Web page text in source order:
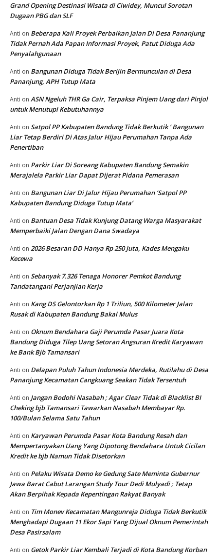
Grand Opening Destinasi Wisata di Ciwidey, Muncul Sorotan
Dugaan PBG dan SLF
Anti on Beberapa Kali Proyek Perbaikan Jalan Di Desa Pananjung
Tidak Pernah Ada Papan Informasi Proyek, Patut Diduga Ada
Penyalahgunaan
Anti on Bangunan Diduga Tidak Berijin Bermunculan di Desa
Pananjung, APH Tutup Mata
Anti on ASN Ngeluh THR Ga Cair, Terpaksa Pinjem Uang dari Pinjol
untuk Menutupi Kebutuhannya
Anti on Satpol PP Kabupaten Bandung Tidak Berkutik ‘ Bangunan
Liar Tetap Berdiri Di Atas Jalur Hijau Perumahan Tanpa Ada
Penertiban
Anti on Parkir Liar Di Soreang Kabupaten Bandung Semakin
Merajalela Parkir Liar Dapat Dijerat Pidana Pemerasan
Anti on Bangunan Liar Di Jalur Hijau Perumahan ‘Satpol PP
Kabupaten Bandung Diduga Tutup Mata’
Anti on Bantuan Desa Tidak Kunjung Datang Warga Masyarakat
Memperbaiki Jalan Dengan Dana Swadaya
Anti on 2026 Besaran DD Hanya Rp 250 Juta, Kades Mengaku
Kecewa
Anti on Sebanyak 7.326 Tenaga Honorer Pemkot Bandung
Tandatangani Perjanjian Kerja
Anti on Kang DS Gelontorkan Rp 1 Triliun, 500 Kilometer Jalan
Rusak di Kabupaten Bandung Bakal Mulus
Anti on Oknum Bendahara Gaji Perumda Pasar Juara Kota
Bandung Diduga Tilep Uang Setoran Angsuran Kredit Karyawan
ke Bank Bjb Tamansari
Anti on Delapan Puluh Tahun Indonesia Merdeka, Rutilahu di Desa
Pananjung Kecamatan Cangkuang Seakan Tidak Tersentuh
Anti on Jangan Bodohi Nasabah ; Agar Clear Tidak di Blacklist BI
Cheking bjb Tamansari Tawarkan Nasabah Membayar Rp.
100/Bulan Selama Satu Tahun
Anti on Karyawan Perumda Pasar Kota Bandung Resah dan
Mempertanyakan Uang Yang Dipotong Bendahara Untuk Cicilan
Kredit ke bjb Namun Tidak Disetorkan
Anti on Pelaku Wisata Demo ke Gedung Sate Meminta Gubernur
Jawa Barat Cabut Larangan Study Tour Dedi Mulyadi ; Tetap
Akan Berpihak Kepada Kepentingan Rakyat Banyak
Anti on Tim Monev Kecamatan Mangunreja Diduga Tidak Berkutik
Menghadapi Dugaan 11 Ekor Sapi Yang Dijual Oknum Pemerintah
Desa Pasirsalam
Anti on Getok Parkir Liar Kembali Terjadi di Kota Bandung Korban